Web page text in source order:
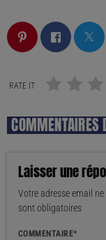
RATE IT
COMMENTAIRES
Laisser une
Votre adresse email
sont obligatoires
COMMENTAIRE*